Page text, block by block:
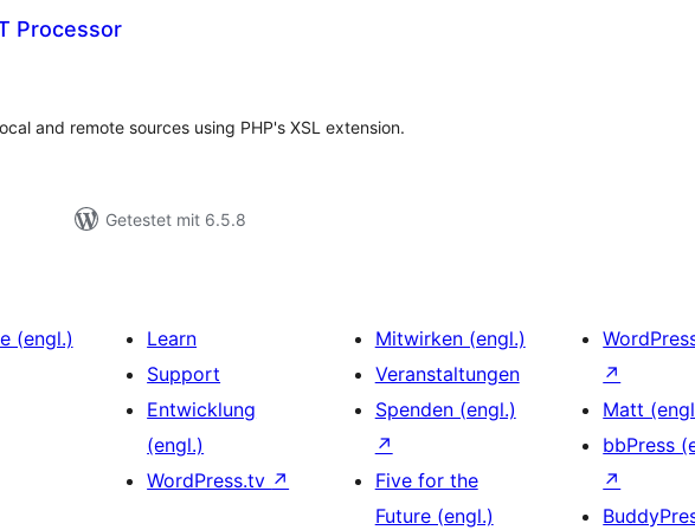
Processor
and remote sources using PHP's XSL extension.
Getestet mit 6.5.8
(engl.)
Learn
Support
Entwicklung
(engl.)
WordPress.tv ↗
Mitwirken (engl.)
Veranstaltungen
Spenden (engl.)
↗
Five for the
Future (engl.)
↗
Matt
bbPress
↗